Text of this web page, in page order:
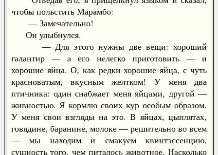
чтобы польстить Марамбо:
— Замечательно!
Он улыбнулся.
— Для этого нужны две вещи: хороший
галантир — а его нелегко приготовить — и
хорошие яйца. О, как редки хорошие яйца, с чуть
красноватым, вкусным желтком! У меня два
птичника: один снабжает меня яйцами, другой —
живностью. Я кормлю своих кур особым образом.
У меня свои взгляды на это. В яйцах, цыплятах,
говядине, баранине, молоке — решительно во всем
— мы находим и смакуем квинтэссенцию,
сущность того, чем питалось животное. Насколько